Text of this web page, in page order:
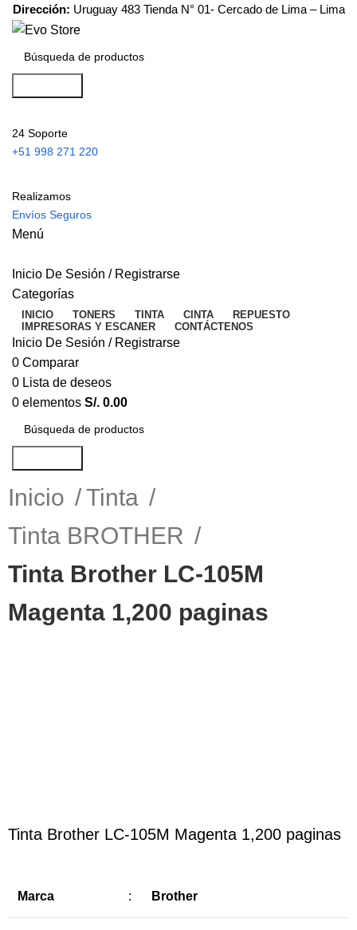
Dirección: Uruguay 483 Tienda N° 01- Cercado de Lima – Lima
24 Soporte
+51 998 271 220
Realizamos
Envíos Seguros
Menú
Inicio De Sesión / Registrarse
Categorías
INICIO TONERS TINTA CINTA
REPUESTO
IMPRESORAS Y ESCANER
CONTÁCTENOS
Inicio De Sesión / Registrarse
0 Comparar
0 Lista de deseos
0 elementos S/. 0.00
Inicio
Tinta
Tinta BROTHER
Tinta Brother LC-105M
Magenta 1,200 paginas
Tinta Brother LC-105M Magenta 1,200 paginas
Marca : Brother